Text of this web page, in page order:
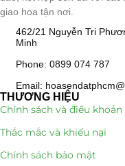
giao hoa tận nơi.
462/21 Nguyễn Tri
Minh
Phone: 0899 074 787
Email:
THƯƠNG HIỆU
Chính sách và điều khoản
Thắc mắc và khiếu nại
Chính sách bảo mật